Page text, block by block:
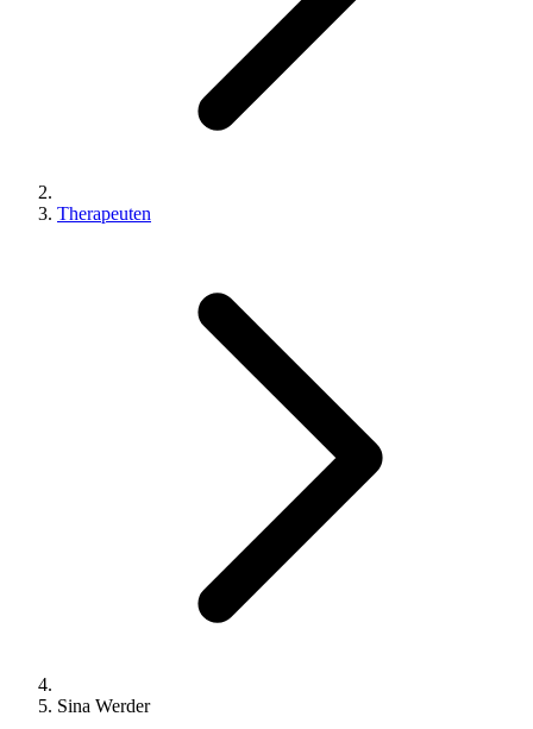
Therapeuten
Sina Werder